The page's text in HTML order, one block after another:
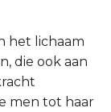
het lichaam
die ook aan
men tot haar